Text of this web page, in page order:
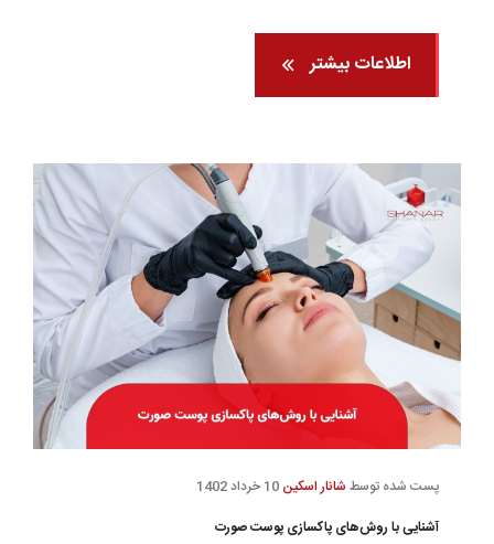
اطلاعات بیشتر
پست شده توسط شانار اسکین
آشنایی با روش‌های پاکسازی پوست صورت